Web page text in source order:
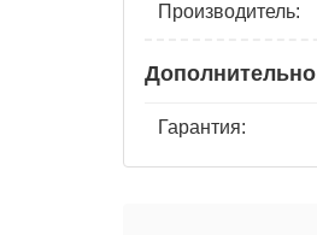
Производитель:
Дополнительно
Гарантия: